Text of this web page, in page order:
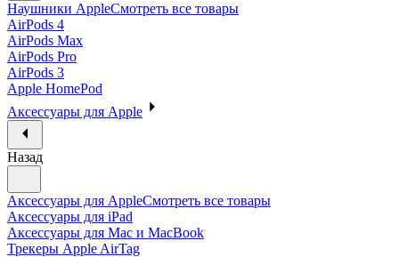
Наушники AppleСмотреть все товары
AirPods 4
AirPods Max
AirPods Pro
AirPods 3
Apple HomePod
Аксессуары для Apple
Назад
Аксессуары для AppleСмотреть все товары
Аксессуары для iPad
Аксессуары для Mac и MacBook
Трекеры Apple AirTag